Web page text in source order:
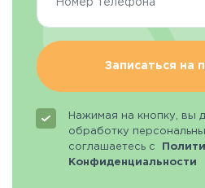
Записаться на
Нажимая на кнопку, вы
обработку
соглашаетесь с
Конфиденциальности